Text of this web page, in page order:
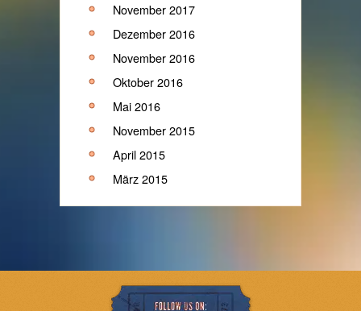
November 2017
Dezember 2016
November 2016
Oktober 2016
Mai 2016
November 2015
April 2015
März 2015